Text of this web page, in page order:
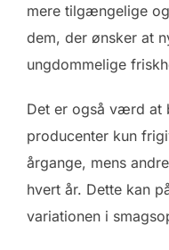
mere tilgængelige
dem, der ønsker at
ungdommelige
Det er også værd at
producenter kun
årgange, mens
hvert år. Dette kan
variationen i